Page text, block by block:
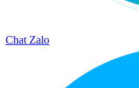
Chat Zalo